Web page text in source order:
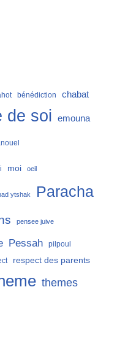
bénédiction chabat
de soi emouna
moi oeil
ytshak Paracha
pensee juive
Pessah
pilpoul
respect des parents
themes